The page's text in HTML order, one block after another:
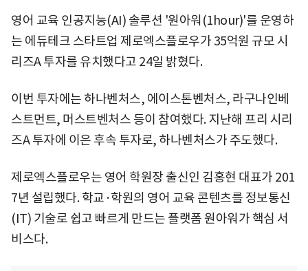
영어 교육 인공지능(AI) 솔루션 '원아워(1hour)'를 운영하
는 에듀테크 스타트업 제로엑스플로우가 35억원 규모 시
리즈A 투자를 유치했다고 24일 밝혔다.
이번 투자에는 하나벤처스, 에이스톤벤처스, 라구나인베
스트먼트, 머스트벤처스 등이 참여했다. 지난해 프리 시리
즈A 투자에 이은 후속 투자로, 하나벤처스가 주도했다.
제로엑스플로우는 영어 학원장 출신인 김홍현 대표가 201
7년 설립했다. 학교·학원의 영어 교육 콘텐츠를 정보통신
(IT) 기술로 쉽고 빠르게 만드는 플랫폼 원아워가 핵심 서
비스다.